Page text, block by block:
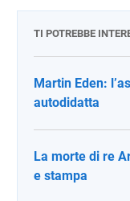
TI POTREBBE
Martin Eden:
autodidatta
La morte di re
e stampa